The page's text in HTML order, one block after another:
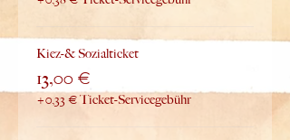
Kiez-& Sozialticket
13,00 €
+0,33 € Ticket-Servicegebühr